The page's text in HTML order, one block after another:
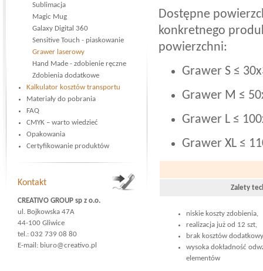
Sublimacja
Magic Mug
Galaxy Digital 360
Sensitive Touch - piaskowanie
Grawer laserowy
Hand Made - zdobienie ręczne
Zdobienia dodatkowe
Kalkulator kosztów transportu
Materiały do pobrania
FAQ
CMYK – warto wiedzieć
Opakowania
Certyfikowanie produktów
Kontakt
CREATIVO GROUP sp z o.o.
ul. Bojkowska 47A
44-100 Gliwice
tel.: 032 739 08 80
E-mail: biuro@creativo.pl
Dostępne
konkretnego
powierzchni:
Grawer S ≤
Grawer M ≤
Grawer L ≤
Grawer XL ≤
Zalety
niskie koszty zdobienia,
realizacja już od 12 szt,
brak kosztów
wysoka dokładność
elementów